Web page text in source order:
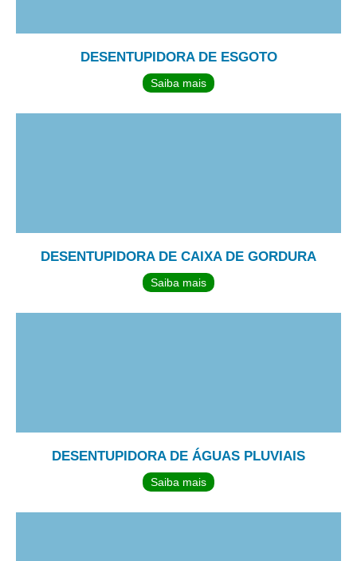
DESENTUPIDORA DE ESGOTO
Saiba mais
DESENTUPIDORA DE CAIXA DE GORDURA
Saiba mais
DESENTUPIDORA DE ÁGUAS PLUVIAIS
Saiba mais